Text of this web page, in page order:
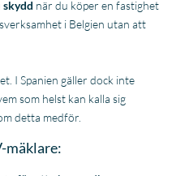
för att placera dina pengar
ansvarsförsäkringför att
expertisinom
denna nivå.
är verktygen för